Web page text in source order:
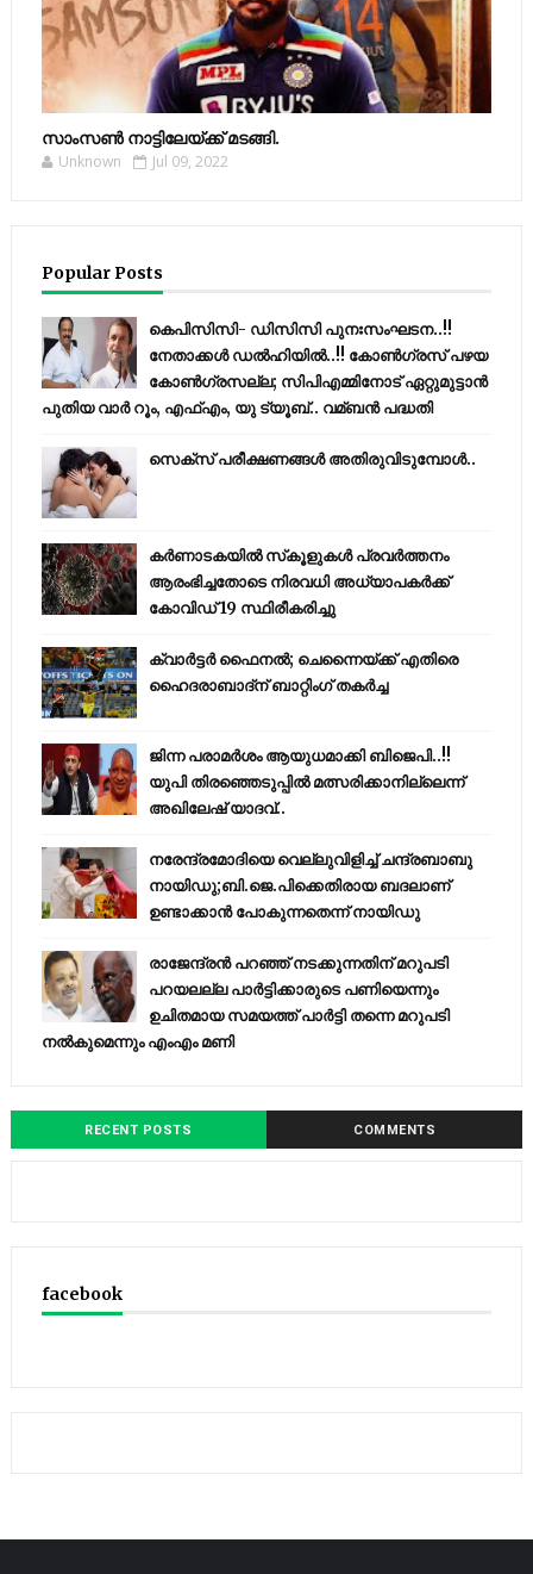
സാംസണ്‍ നാട്ടിലേയ്‌ക്ക് മടങ്ങി.
Unknown Jul 09, 2022
Popular Posts
കെപിസിസി- ഡിസിസി പുനഃസംഘടന..!!
നേതാക്കൾ ഡൽഹിയിൽ..!! കോണ്‍ഗ്രസ് പഴയ
കോണ്‍ഗ്രസല്ല; സിപിഎമ്മിനോട് ഏറ്റുമുട്ടാന്‍
പുതിയ വാര്‍ റൂം, എഫ്‌എം, യു ട്യൂബ്.. വമ്ബന്‍ പദ്ധതി
സെക്സ് പരീക്ഷണങ്ങൾ അതിരുവിടുമ്പോൾ..
കര്‍ണാടകയില്‍ സ്‌കൂളുകള്‍ പ്രവര്‍ത്തനം
ആരംഭിച്ചതോടെ നിരവധി അധ്യാപകര്‍ക്ക്
കോവിഡ് 19 സ്ഥിരീകരിച്ചു
ക്വാർട്ടർ ഫൈനൽ; ചെന്നൈയ്ക്ക് എതിരെ
ഹൈദരാബാദ്ന് ബാറ്റിംഗ് തകർച്ച
ജിന്ന പരാമര്‍ശം ആയുധമാക്കി ബിജെപി..!!
യുപി തിരഞ്ഞെടുപ്പില്‍ മത്സരിക്കാനില്ലെന്ന്
അഖിലേഷ് യാദവ്..
നരേന്ദ്രമോദിയെ വെല്ലുവിളിച്ച് ചന്ദ്രബാബു
നായിഡു;ബി.ജെ.പിക്കെതിരായ ബദലാണ്
ഉണ്ടാക്കാന്‍ പോകുന്നതെന്ന് നായിഡു
രാജേന്ദ്രന്‍ പറഞ്ഞ് നടക്കുന്നതിന് മറുപടി
പറയലല്ല പാര്‍ട്ടിക്കാരുടെ പണിയെന്നും
ഉചിതമായ സമയത്ത് പാര്‍ട്ടി തന്നെ മറുപടി
നല്‍കുമെന്നും എംഎം മണി
RECENT POSTS COMMENTS
facebook